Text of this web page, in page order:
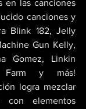
en las canciones
canciones y
Blink 182, Jelly
Gun Kelly,
Gomez, Linkin
y más!
logra mezclar
elementos